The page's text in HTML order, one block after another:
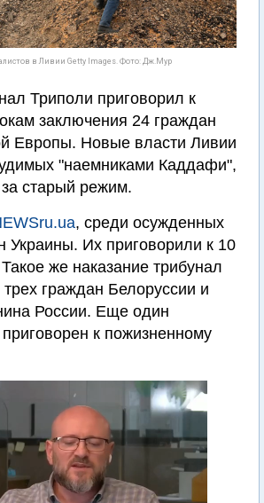
в Ливии Getty Images. Фото: Дж.Мур
Триполи приговорил к
заключения 24 граждан
Европы. Новые власти Ливии
"наемниками Каддафи",
старый режим.
, среди осужденных
Украины. Их приговорили к 10
же наказание трибунал
граждан Белоруссии и
России. Еще один
к пожизненному